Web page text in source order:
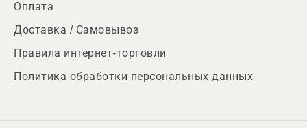
Оплата
Доставка / Самовывоз
Правила интернет-торговли
Политика обработки персональных данных